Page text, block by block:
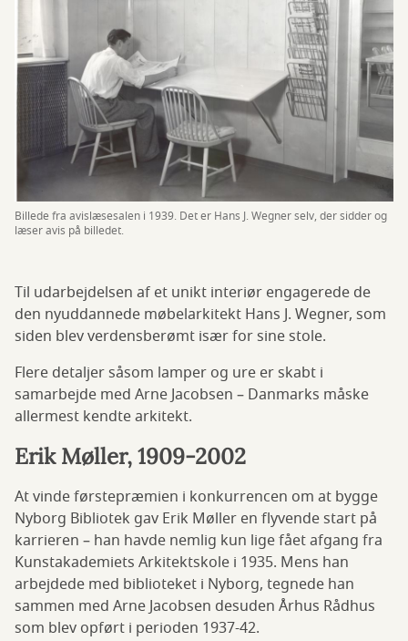
Billede fra avislæsesalen i 1939. Det er Hans J. Wegner selv, der sidder og
læser avis på billedet.
Til udarbejdelsen af et unikt interiør engagerede de
den nyuddannede møbelarkitekt Hans J. Wegner, som
siden blev verdensberømt især for sine stole.
Flere detaljer såsom lamper og ure er skabt i
samarbejde med Arne Jacobsen – Danmarks måske
allermest kendte arkitekt.
Erik Møller, 1909-2002
At vinde førstepræmien i konkurrencen om at bygge
Nyborg Bibliotek gav Erik Møller en flyvende start på
karrieren – han havde nemlig kun lige fået afgang fra
Kunstakademiets Arkitektskole i 1935. Mens han
arbejdede med biblioteket i Nyborg, tegnede han
sammen med Arne Jacobsen desuden Århus Rådhus
som blev opført i perioden 1937-42.